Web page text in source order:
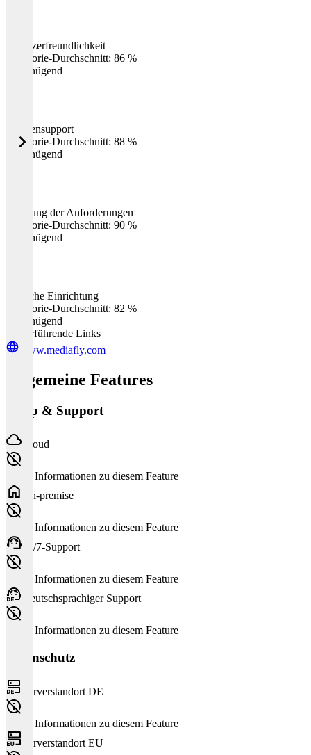
Benutzerfreundlichkeit
Kategorie-Durchschnitt: 86 %
Ungenügend
Kundensupport
Kategorie-Durchschnitt: 88 %
Ungenügend
Erfüllung der Anforderungen
Kategorie-Durchschnitt: 90 %
Ungenügend
Einfache Einrichtung
Kategorie-Durchschnitt: 82 %
Ungenügend
Weiterführende Links
www.mediafly.com
Allgemeine Features
Setup & Support
Cloud
Keine Informationen zu diesem Feature
On-premise
Keine Informationen zu diesem Feature
24/7-Support
Keine Informationen zu diesem Feature
Deutschsprachiger Support
Keine Informationen zu diesem Feature
Datenschutz
Serverstandort DE
Keine Informationen zu diesem Feature
Serverstandort EU